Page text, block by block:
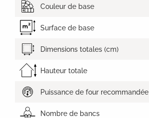
Couleur de base
Surface de base
Dimensions totales (cm)
Hauteur totale
Puissance de four recommandée
Nombre de bancs